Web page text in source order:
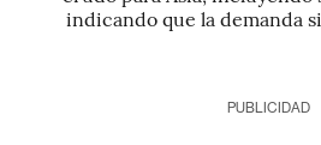
indicando que la demanda
PUBLICIDAD